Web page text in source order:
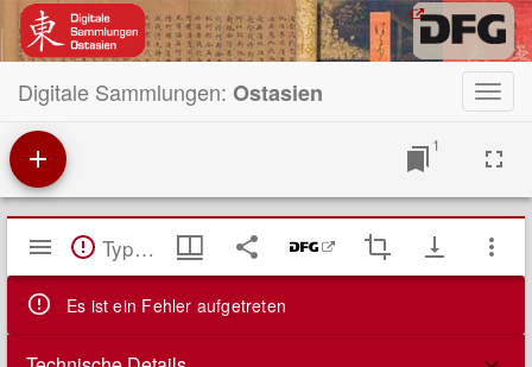
Digitale Sammlungen: Ostasien
1
Mirador
Viewer TypeError: Failed to fetch
Es ist ein Fehler aufgetreten